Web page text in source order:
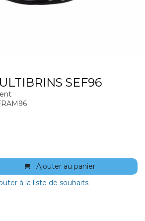
SEF96
Ajouter au panier
à la liste de souhaits